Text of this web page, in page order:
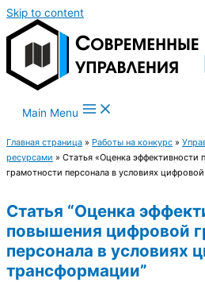
Skip to content
Main Menu
Главная страница » Работы на конкурс »
ресурсами » Статья «Оценка
грамотности персонала в условиях
Статья “Оценка
повышения цифровой
персонала в условиях
трансформации”